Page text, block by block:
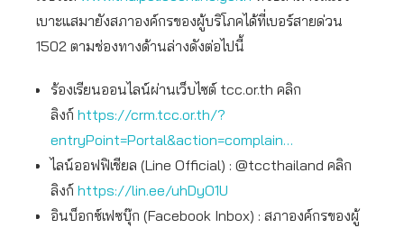
เบาะแสมายังสภาองค์กรของผู้บริโภคได้ที่เบอร์สายด่วน
1502 ตามช่องทางด้านล่างดังต่อไปนี้
ร้องเรียนออนไลน์ผ่านเว็บไซต์ tcc.or.th คลิก
ลิงก์ https://crm.tcc.or.th/?
entryPoint=Portal&action=complain…
ไลน์ออฟฟิเชียล (Line Official) : @tccthailand คลิก
ลิงก์ https://lin.ee/uhDyO1U
อินบ็อกซ์เฟซบุ๊ก (Facebook Inbox) : สภาองค์กรของผู้